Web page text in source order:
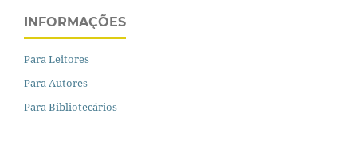
INFORMAÇÕES
Para Leitores
Para Autores
Para Bibliotecários